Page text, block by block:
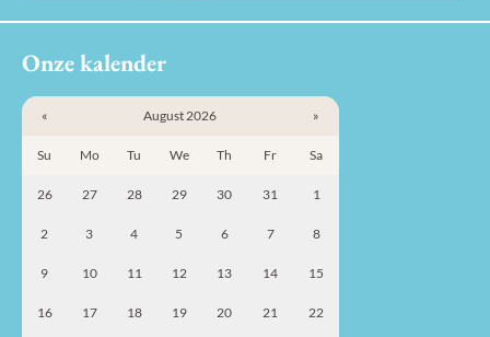
Onze kalender
« August 2026 »
Su Mo Tu We Th Fr Sa
26 27 28 29 30 31 1
2 3 4 5 6 7 8
9 10 11 12 13 14 15
16 17 18 19 20 21 22